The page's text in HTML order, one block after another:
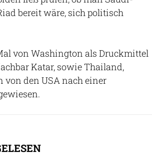
bereit wäre, sich politisch
von Washington als Druckmittel
Katar, sowie Thailand,
den USA nach einer